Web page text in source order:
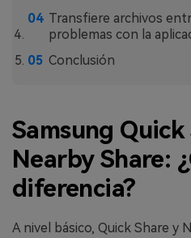
Transfiere archivos
problemas con la
Conclusión
Samsung Quick
Nearby Share:
diferencia?
A nivel básico, Quick Share y